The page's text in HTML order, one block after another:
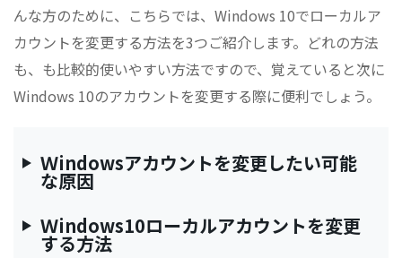
んな方のために、こちらでは、Windows 10でローカルア
カウントを変更する方法を3つご紹介します。どれの方法
も、も比較的使いやすい方法ですので、覚えていると次に
Windows 10のアカウントを変更する際に便利でしょう。
Ｗindowsアカウントを変更したい可能
な原因
Ｗindows10ローカルアカウントを変更
する方法